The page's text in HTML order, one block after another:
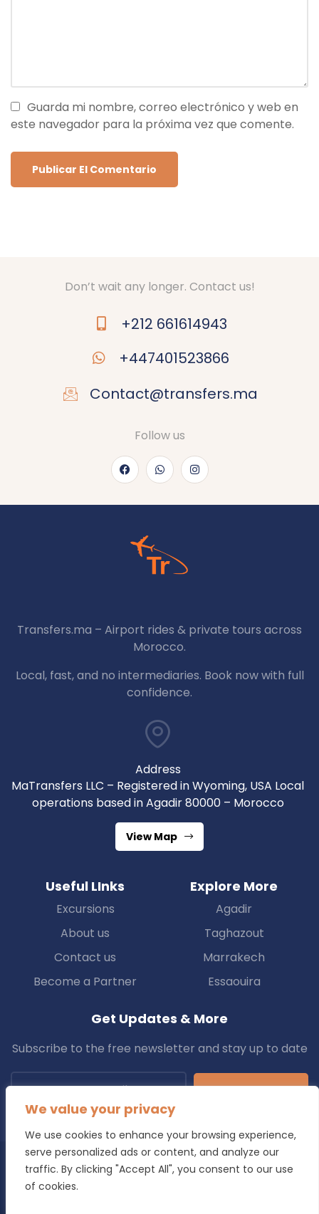
We value your privacy
We use cookies to enhance your browsing experience,
serve personalized ads or content, and analyze our
traffic. By clicking "Accept All", you consent to our use
of cookies.
Guarda mi nombre, correo electrónico y web en
este navegador para la próxima vez que comente.
Don’t wait any longer. Contact us!
+212 661614943
+447401523866
Contact@transfers.ma
Follow us
Transfers.ma – Airport rides & private tours across
Morocco.
Local, fast, and no intermediaries. Book now with full
confidence.
Address
MaTransfers LLC – Registered in Wyoming, USA Local
operations based in Agadir 80000 – Morocco
View Map
Useful LInks
Excursions
About us
Contact us
Become a Partner
Explore More
Agadir
Taghazout
Marrakech
Essaouira
Get Updates & More
Subscribe to the free newsletter and stay up to date
Subscribe
Copyright © 2025 Transfers.ma All Rights Reserved.